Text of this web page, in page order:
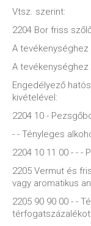
Vtsz. szerint:
2204 Bor friss
A
A
Engedélyező
kivételével:
2204 10 -
- - Tényleges
2204 10 11 00 - - -
2205 Vermut és
vagy aromatikus
2205 90 90 00 - -
térfogatszázalékot.